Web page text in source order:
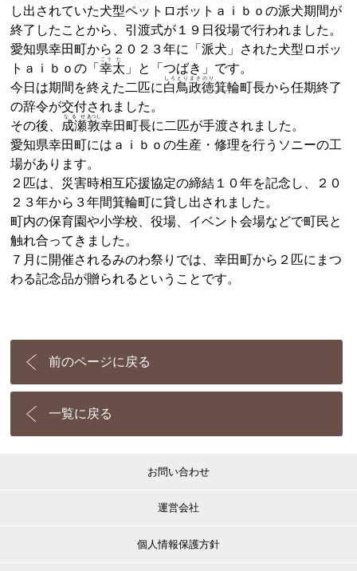
し出されていた犬型ペットロボットａｉｂｏの派犬期間が
終了したことから、引渡式が１９日役場で行われました。
愛知県幸田町から２０２３年に「派犬」された犬型ロボッ
トａｉｂｏの「幸
こう
太
た
」と「つばき」です。
今日は期間を終えた二匹に白鳥
しろとり
政
まさ
徳
のり
箕輪町長から任期終了
の辞令が交付されました。
その後、 成瀬
なるせ
敦
あつし
幸田町長に二匹が手渡されました。
愛知県幸田町にはａｉｂｏの生産・修理を行うソニーの工
場があります。
２匹は、災害時相互応援協定の締結１０年を記念し、２０
２３年から３年間箕輪町に貸し出されました。
町内の保育園や小学校、役場、イベント会場などで町民と
触れ合ってきました。
７月に開催されるみのわ祭りでは、幸田町から２匹にまつ
わる記念品が贈られるということです。
前のページに戻る
一覧に戻る
お問い合わせ
運営会社
個人情報保護方針